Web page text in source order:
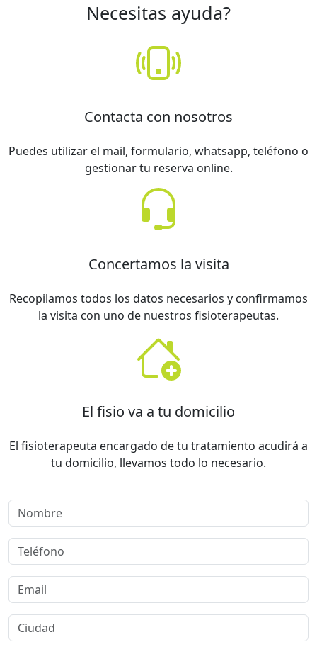
Necesitas ayuda?
Contacta con nosotros
Puedes utilizar el mail, formulario, whatsapp, teléfono o
gestionar tu reserva online.
Concertamos la visita
Recopilamos todos los datos necesarios y confirmamos
la visita con uno de nuestros fisioterapeutas.
El fisio va a tu domicilio
El fisioterapeuta encargado de tu tratamiento acudirá a
tu domicilio, llevamos todo lo necesario.